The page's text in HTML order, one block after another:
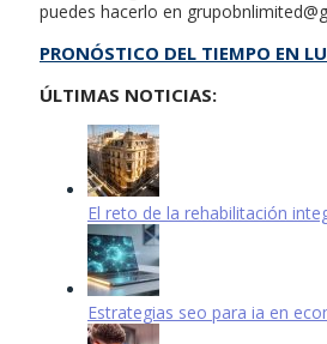
puedes hacerlo en
PRONÓSTICO DEL TIEMPO EN
ÚLTIMAS NOTICIAS:
El reto de la rehabilitación
Estrategias seo para ia en